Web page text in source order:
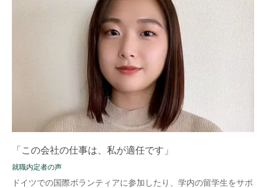
「この会社の仕事は、私が適任です」
就職内定者の声
ドイツでの国際ボランティアに参加したり、学内の留学生をサポ